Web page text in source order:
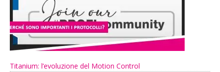
Titanium: l’evoluzione del Motion Control